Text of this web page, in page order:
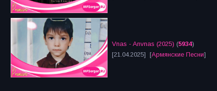
Vnas - Anvnas (2025) (5934)
[21.04.2025] [Армянские Песни]